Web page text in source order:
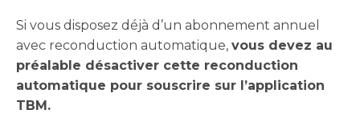
Si vous disposez déjà d’un abonnement annuel
avec reconduction automatique, vous devez au
préalable désactiver cette reconduction
automatique pour souscrire sur l’application
TBM.